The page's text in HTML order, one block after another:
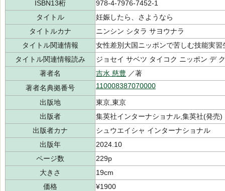
ISBN13桁
978-4-7976-7452-1
タイトル
妊娠したら、さようなら
タイトルカナ
ニンシン シタラ サヨウナラ
タイトル関連情報
女性差別大国ニッポンで苦しむ技能実習
タイトル関連情報読み
ジョセイ サベツ タイコク ニッポン デ
著者名
吉水 慈豊 ／著
著者名典拠番号
110008387070000
出版地
東京,東京
出版者
集英社インターナショナル,集英社(発売)
出版者カナ
シュウエイシャ インターナショナル
出版年
2024.10
ページ数
229p
大きさ
19cm
価格
¥1900